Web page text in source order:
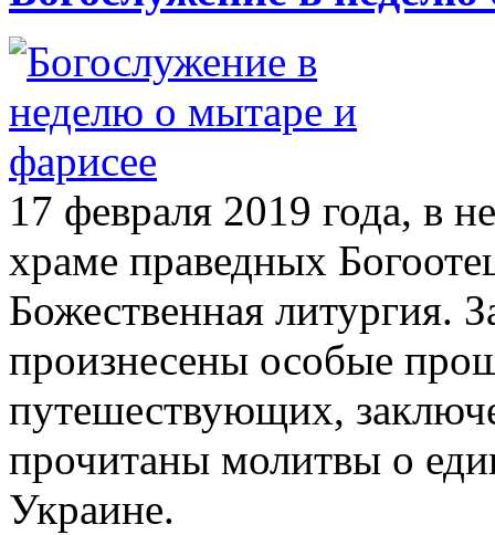
17 февраля 2019 года, в
храме праведных
Божественная литургия.
произнесены особые
путешествующих,
прочитаны молитвы о
Украине.